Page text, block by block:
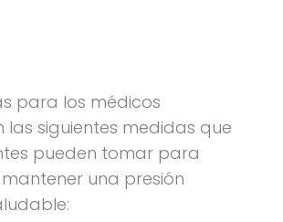
para los médicos
las siguientes medidas que
pueden tomar para
una presión